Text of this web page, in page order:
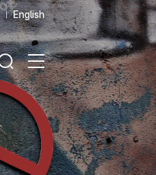
English